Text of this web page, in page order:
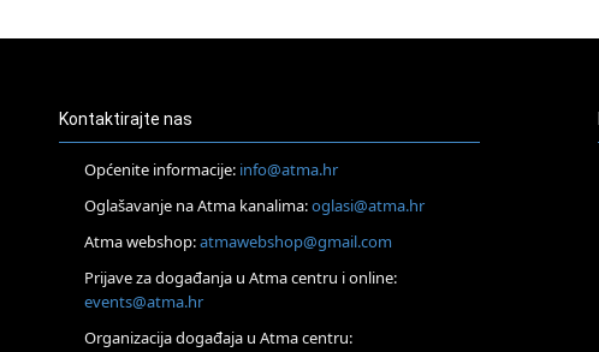
Kontaktirajte nas
Općenite informacije: info@atma.hr
Oglašavanje na Atma kanalima:oglasi@atma.hr
Atma webshop:atmawebshop@gmail.com
Prijave za događanja u Atma centru i online:
events@atma.hr
Organizacija događaja u Atma centru: